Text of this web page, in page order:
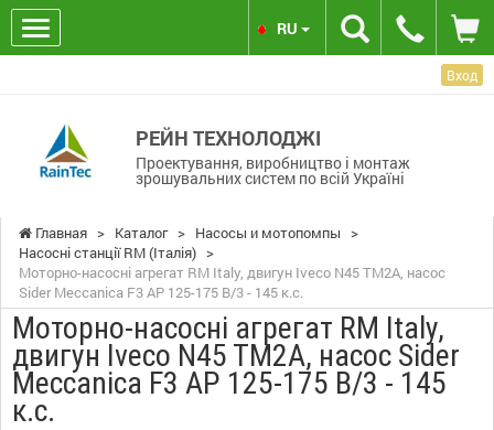
Вход
РЕЙН ТЕХНОЛОДЖІ
Проектування, виробництво і монтаж
зрошувальних систем по всій Україні
RU
Главная > Каталог > Насосы и мотопомпы
>
Насосні станції RM (Італія) >
Моторно-насосні агрегат RM Italy, двигун Iveco N45 TM2A, насос
Sider Meccanica F3 AP 125-175 B/3 - 145 к.с.
Моторно-насосні агрегат RM Italy,
двигун Iveco N45 TM2A, насос Sider
Meccanica F3 AP 125-175 B/3 - 145
к.с.